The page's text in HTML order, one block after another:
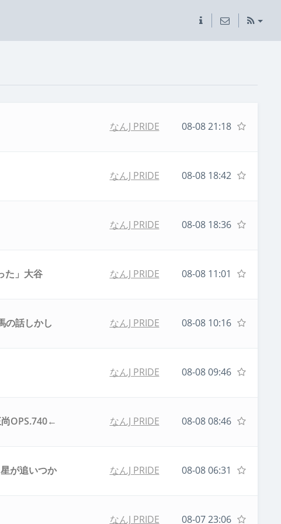
なんJ PRIDE 08-08 21:18
なんJ PRIDE 08-08 18:42
なんJ PRIDE 08-08 18:36
た」大谷 なんJ PRIDE 08-08 11:01
の話しかし なんJ PRIDE 08-08 10:16
なんJ PRIDE 08-08 09:46
尚OPS.740← なんJ PRIDE 08-08 08:46
が追いつか なんJ PRIDE 08-08 06:31
なんJ PRIDE 08-07 23:06